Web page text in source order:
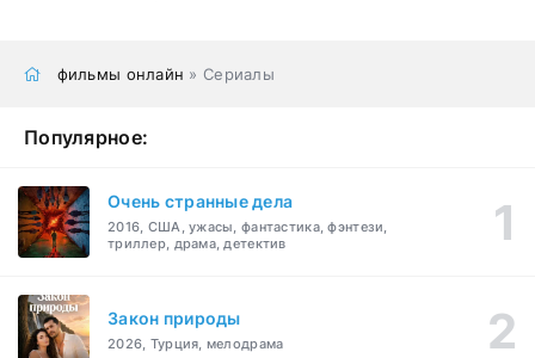
фильмы онлайн » Сериалы
Популярное:
Очень странные дела
2016, США, ужасы, фантастика, фэнтези,
триллер, драма, детектив
Закон природы
2026, Турция, мелодрама